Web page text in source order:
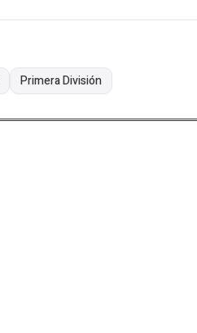
Primera División